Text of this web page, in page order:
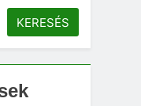
KERESÉS